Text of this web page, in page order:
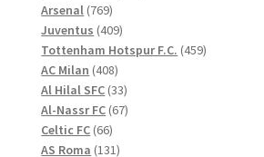
Arsenal 769769
produkter
Juventus 409409
produkter
Tottenham Hotspur F.C. 459459
AC Milan 408408
produkter
Al Hilal SFC 3333
produkter
Al-Nassr FC 6767
Celtic FC 6666
produkter
AS Roma 131131